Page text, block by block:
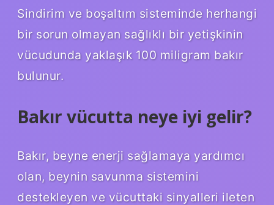
Sindirim ve boşaltım sisteminde herhangi
bir sorun olmayan sağlıklı bir yetişkinin
vücudunda yaklaşık 100 miligram bakır
bulunur.
Bakır vücutta neye iyi gelir?
Bakır, beyne enerji sağlamaya yardımcı
olan, beynin savunma sistemini
destekleyen ve vücuttaki sinyalleri ileten